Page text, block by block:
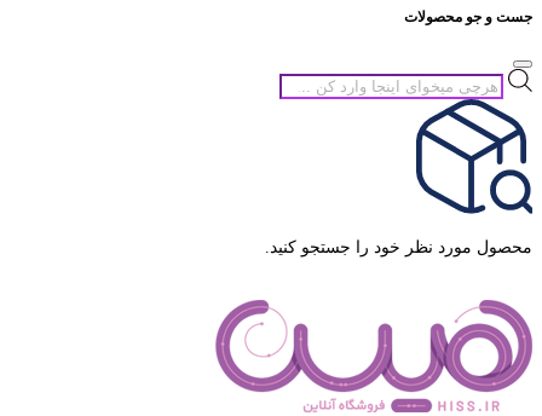
جست و جو محصولات
جستجوی
محصولات
محصول مورد نظر خود را جستجو کنید.